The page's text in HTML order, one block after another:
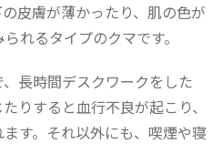
皮膚が薄かったり、肌の色が
れるタイプのクマです。
長時間デスクワークをした
りすると血行不良が起こり、
す。それ以外にも、喫煙や寝